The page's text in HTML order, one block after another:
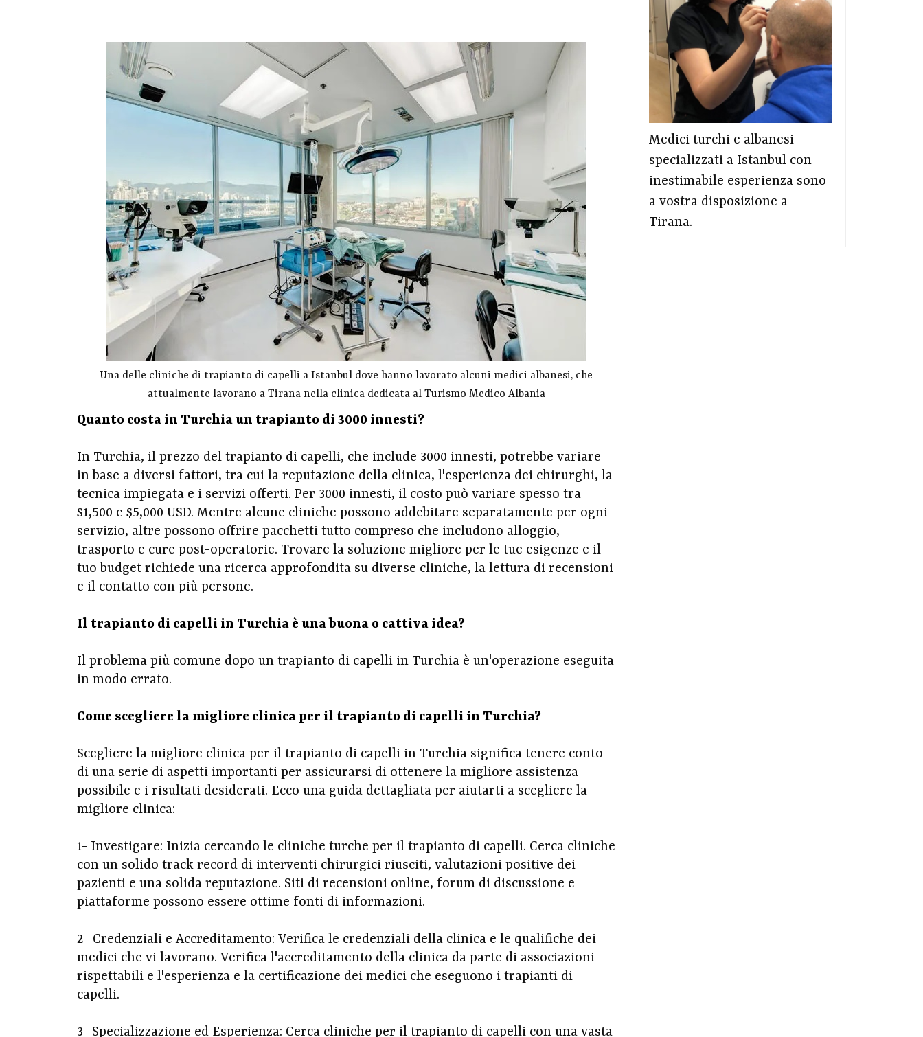
Una delle cliniche di trapianto di capelli a Istanbul dove hanno lavorato alcuni medici albanesi, che
attualmente lavorano a Tirana nella clinica dedicata al Turismo Medico Albania
Quanto costa in Turchia un trapianto di 3000 innesti?
In Turchia, il prezzo del trapianto di capelli, che include 3000 innesti, potrebbe variare
in base a diversi fattori, tra cui la reputazione della clinica, l'esperienza dei chirurghi, la
tecnica impiegata e i servizi offerti. Per 3000 innesti, il costo può variare spesso tra
$1,500 e $5,000 USD. Mentre alcune cliniche possono addebitare separatamente per ogni
servizio, altre possono offrire pacchetti tutto compreso che includono alloggio,
trasporto e cure post-operatorie. Trovare la soluzione migliore per le tue esigenze e il
tuo budget richiede una ricerca approfondita su diverse cliniche, la lettura di recensioni
e il contatto con più persone.
Il trapianto di capelli in Turchia è una buona o cattiva idea?
Il problema più comune dopo un trapianto di capelli in Turchia è un'operazione eseguita
in modo errato.
Come scegliere la migliore clinica per il trapianto di capelli in Turchia?
Scegliere la migliore clinica per il trapianto di capelli in Turchia significa tenere conto
di una serie di aspetti importanti per assicurarsi di ottenere la migliore assistenza
possibile e i risultati desiderati. Ecco una guida dettagliata per aiutarti a scegliere la
migliore clinica:
1- Investigare: Inizia cercando le cliniche turche per il trapianto di capelli. Cerca cliniche
con un solido track record di interventi chirurgici riusciti, valutazioni positive dei
pazienti e una solida reputazione. Siti di recensioni online, forum di discussione e
piattaforme possono essere ottime fonti di informazioni.
2- Credenziali e Accreditamento: Verifica le credenziali della clinica e le qualifiche dei
medici che vi lavorano. Verifica l'accreditamento della clinica da parte di associazioni
rispettabili e l'esperienza e la certificazione dei medici che eseguono i trapianti di
capelli.
3- Specializzazione ed Esperienza: Cerca cliniche per il trapianto di capelli con una vasta
Medici turchi e albanesi
specializzati a Istanbul con
inestimabile esperienza sono
a vostra disposizione a
Tirana.